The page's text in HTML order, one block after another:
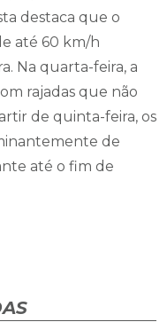
destaca que o
até 60 km/h
Na quarta-feira, a
rajadas que não
de quinta-feira, os
de
até o fim de